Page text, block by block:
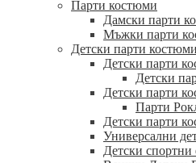
Парти костюми
Дамски парти
Мъжки парти
Детски парти костюми
Детски парти
Детски
Детски парти
Парти
Детски парти
Универсални
Детски спортни